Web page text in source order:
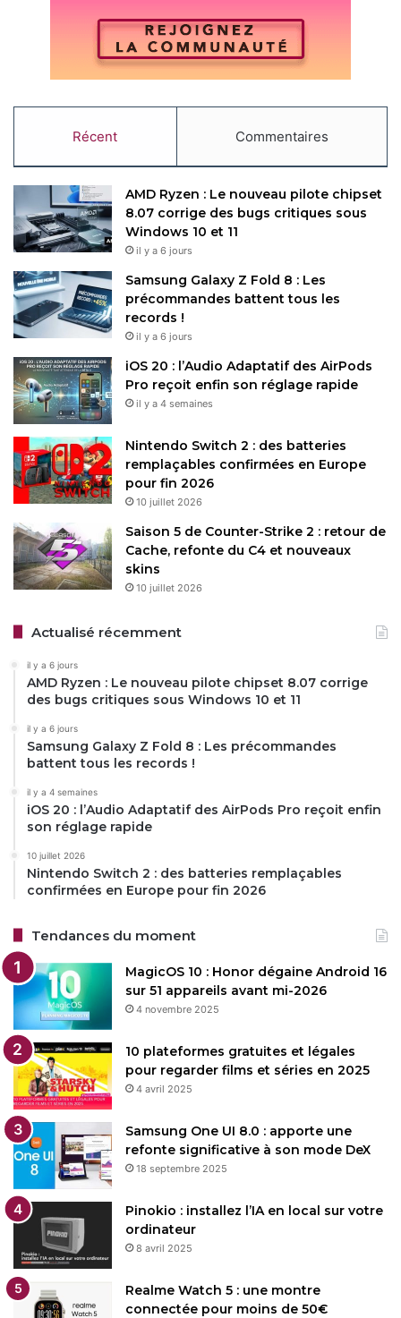
Récent Commentaires
AMD Ryzen : Le nouveau pilote chipset
8.07 corrige des bugs critiques sous
Windows 10 et 11
il y a 6 jours
Samsung Galaxy Z Fold 8 : Les
précommandes battent tous les
records !
il y a 6 jours
iOS 20 : l’Audio Adaptatif des AirPods
Pro reçoit enfin son réglage rapide
il y a 4 semaines
Nintendo Switch 2 : des batteries
remplaçables confirmées en Europe
pour fin 2026
10 juillet 2026
Saison 5 de Counter-Strike 2 : retour de
Cache, refonte du C4 et nouveaux
skins
10 juillet 2026
Actualisé récemment
il y a 6 jours
AMD Ryzen : Le nouveau pilote chipset 8.07 corrige
des bugs critiques sous Windows 10 et 11
il y a 6 jours
Samsung Galaxy Z Fold 8 : Les précommandes
battent tous les records !
il y a 4 semaines
iOS 20 : l’Audio Adaptatif des AirPods Pro reçoit enfin
son réglage rapide
10 juillet 2026
Nintendo Switch 2 : des batteries remplaçables
confirmées en Europe pour fin 2026
Tendances du moment
MagicOS 10 : Honor dégaine Android 16
sur 51 appareils avant mi-2026
4 novembre 2025
10 plateformes gratuites et légales
pour regarder films et séries en 2025
4 avril 2025
Samsung One UI 8.0 : apporte une
refonte significative à son mode DeX
18 septembre 2025
Pinokio : installez l’IA en local sur votre
ordinateur
8 avril 2025
Realme Watch 5 : une montre
connectée pour moins de 50€